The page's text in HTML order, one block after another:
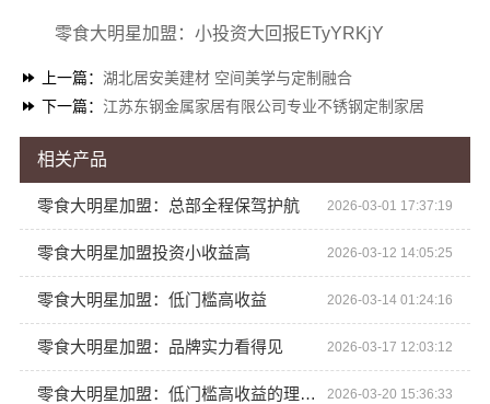
零食大明星加盟：小投资大回报ETyYRKjY
上一篇： 湖北居安美建材 空间美学与定制融合
下一篇： 江苏东钢金属家居有限公司专业不锈钢定制家居
相关产品
零食大明星加盟：总部全程保驾护航 2026-03-01 17:37:19
零食大明星加盟投资小收益高 2026-03-12 14:05:25
零食大明星加盟：低门槛高收益 2026-03-14 01:24:16
零食大明星加盟：品牌实力看得见 2026-03-17 12:03:12
零食大明星加盟：低门槛高收益的理想之选 2026-03-20 15:36:33